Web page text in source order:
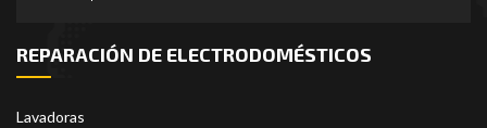
REPARACIÓN DE ELECTRODOMÉSTICOS
Lavadoras